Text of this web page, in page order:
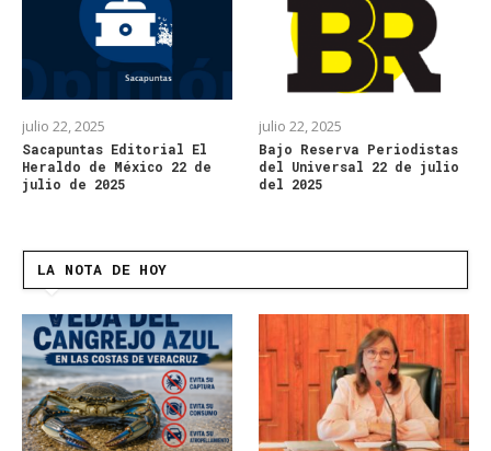
julio 22, 2025
Sacapuntas Editorial El
Heraldo de México 22 de
julio de 2025
julio 22, 2025
Bajo Reserva Periodistas
del Universal 22 de julio
del 2025
LA NOTA DE HOY